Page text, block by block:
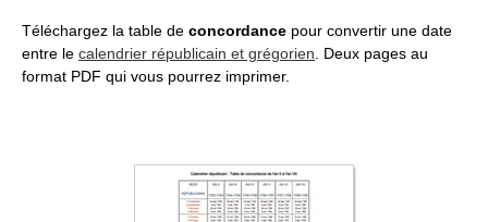
Téléchargez la table de concordance pour convertir une date
entre le calendrier républicain et grégorien . Deux pages au
format PDF qui vous pourrez imprimer.